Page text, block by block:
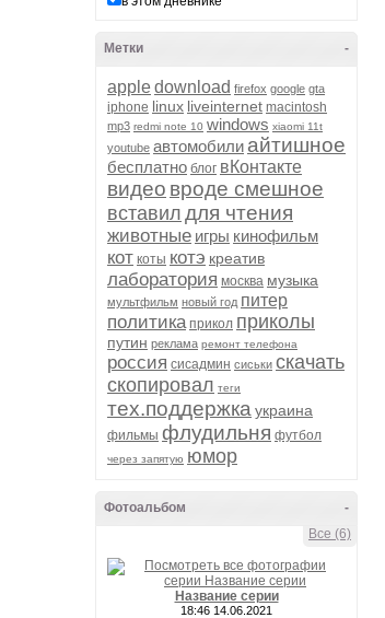
-
Метки
appledownload firefox google gta
iphone linux liveinternet macintosh
mp3 redmi note 10 windows xiaomi 11t
youtube автомобили айтишное
бесплатно блог вКонтакте
видео вроде смешное
вставил для чтения
животные игры кинофильм
кот коты котэ креатив
лаборатория москва музыка
мультфильм новый год питер
политика прикол приколы
путин реклама ремонт телефона
россия сисадмин сиськи скачать
скопировал теги
тех.поддержка украина
фильмы флудильня футбол
через запятую юмор
-
Фотоальбом
Все (6)
Название серии
18:46 14.06.2021